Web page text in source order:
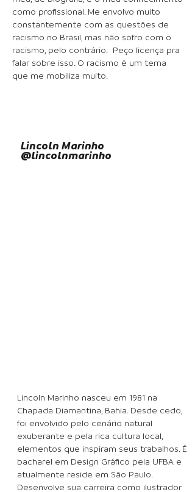
como profissional. Me envolvo muito
constantemente com as questões de
racismo no Brasil, mas não sofro com o
racismo, pelo contrário. Peço licença pra
falar sobre isso. O racismo é um tema
que me mobiliza muito.
Lincoln Marinho
@lincolnmarinho
Lincoln Marinho nasceu em 1981 na
Chapada Diamantina, Bahia. Desde cedo,
foi envolvido pelo cenário natural
exuberante e pela rica cultura local,
elementos que inspiram seus trabalhos. É
bacharel em Design Gráfico pela UFBA e
atualmente reside em São Paulo.
Desenvolve sua carreira como ilustrador